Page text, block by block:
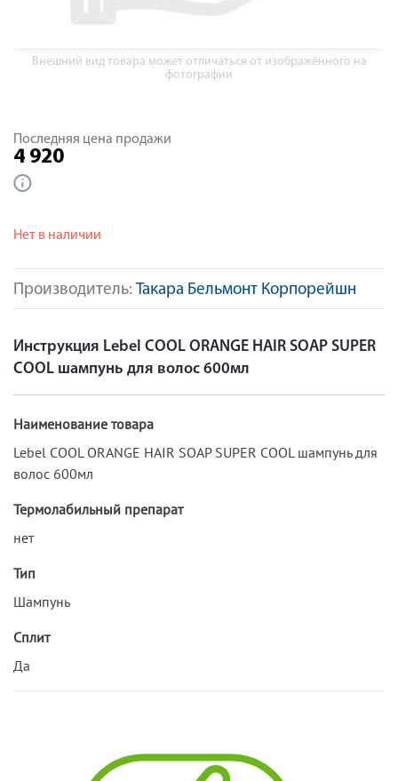
Внешний вид товара может отличаться от изображённого на
фотографии
Производитель: Такара Бельмонт Корпорейшн
Последняя цена продажи
4 920
Нет в наличии
Инструкция Lebel COOL ORANGE HAIR SOAP SUPER
COOL шампунь для волос 600мл
Наименование товара
Lebel COOL ORANGE HAIR SOAP SUPER COOL шампунь для
волос 600мл
Термолабильный препарат
нет
Тип
Шампунь
Сплит
Да